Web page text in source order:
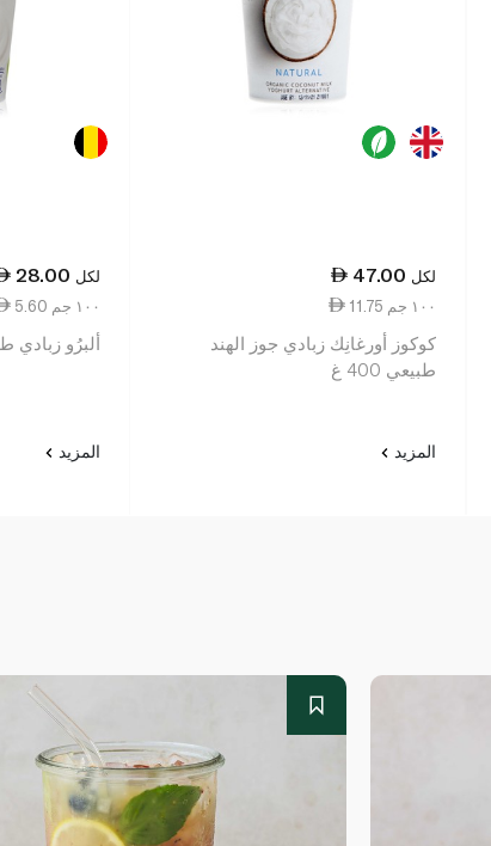
47.00 لكل
11.75 ١٠٠ جم
كوكوز أورغانِك زبادي جوز الهند
طبيعي 400 غ
المزيد
28.00 لكل
5.60 ١٠٠ جم
ألبرُو زبادي
المزيد